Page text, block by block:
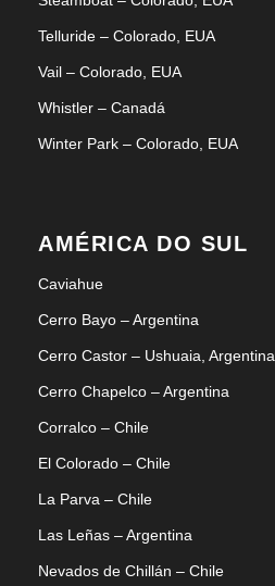
Telluride – Colorado, EUA
Vail – Colorado, EUA
Whistler – Canadá
Winter Park – Colorado, EUA
AMÉRICA DO SUL
Caviahue
Cerro Bayo – Argentina
Cerro Castor – Ushuaia, Argentina
Cerro Chapelco – Argentina
Corralco – Chile
El Colorado – Chile
La Parva – Chile
Las Leñas – Argentina
Nevados de Chillán – Chile